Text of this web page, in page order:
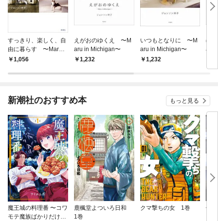
すっきり、楽しく、自
由に暮らす 〜Maru i
n Michigan〜
1,056
えがおのゆくえ 〜M
aru in Michigan〜
1,232
いつもとなりに 〜M
aru in Michigan〜
1,232
ぼ
aru
新潮社のおすすめ本 もっと見る
魔王城の料理番 〜コワ
モテ魔族ばかりだけ
鹿楓堂よついろ日和
1巻
クマ撃ちの女 1巻
俺